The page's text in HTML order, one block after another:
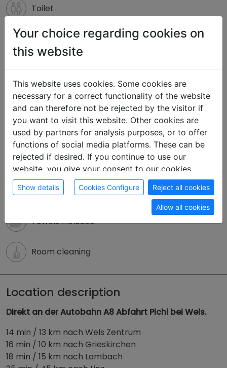
Toilet
Dining AREA
Microwave
Refrigerator
TV
Internet/WiFi
Bed linen included
Towels included
Room cleaning
Location description
Direkt an der Autobahn A8 Abfahrt Pichl bei Wels.
14 min / 13 km nach Wels Zentrum
16 min / 10 km nach Grieskirchen
18 min / 15 km nach Lambach
Your choice regarding cookies on
this website
This website uses cookies. Some cookies are
necessary for a correct functionality of the website
and can therefore not be rejected by the visitor if
you want to visit this website. Other cookies are
used by partners for analysis purposes, or to offer
functions of social media platforms. These can be
rejected if desired. If you continue to use our
website, you give your consent to our cookies.
Show details Cookies Configure Reject all cookies
Allow all cookies